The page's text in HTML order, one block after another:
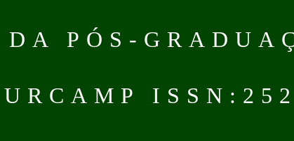
PÓS-